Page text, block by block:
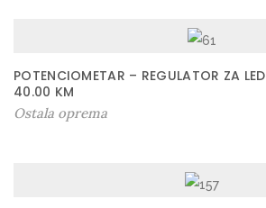
POTENCIOMETAR – REGULATOR ZA LED
40.00 KM
Ostala oprema